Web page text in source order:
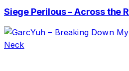
Siege Perilous – Across the